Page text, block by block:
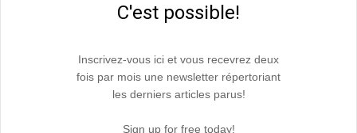
C'est possible!
Inscrivez-vous ici et vous recevrez deux
fois par mois une newsletter répertoriant
les derniers articles parus!
Sign up for free today!